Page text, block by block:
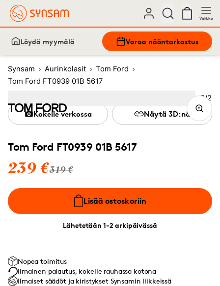
Valikko
Löydä myymälä Varaa näöntarkastus
Synsam Aurinkolasit
Tom Ford
Tom Ford FT0939 01B 5617
Tom Ford FT0939 01B 5617
239 €319 €
Lisää ostoskoriin
Lähetetään 1-2 arkipäivässä
Kokeile verkossa Näytä 3D:nä
Nopea toimitus
Ilmainen palautus, kokeile rauhassa kotona
Ilmaiset säädöt ja kiristykset Synsamin liikkeissä
Kuva
2/2
Image (Current image)